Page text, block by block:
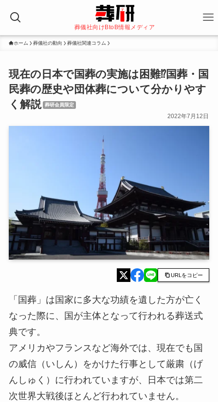
葬儀社向けBtoB情報メディア
ホーム 葬儀社の動向 葬儀社関連コラム
現在の日本で国葬の実施は困難⁉国葬・国
民葬の歴史や団体葬について分かりやす
く解説
葬研会員限定
2022年7月12日
URLをコピー
「国葬」は国家に多大な功績を遺した方が亡く
なった際に、国が主体となって行われる葬送式
典です。
アメリカやフランスなど海外では、現在でも国
の威信（いしん）をかけた行事として厳粛（げ
んしゅく）に行われていますが、日本では第二
次世界大戦後ほとんど行われていません。